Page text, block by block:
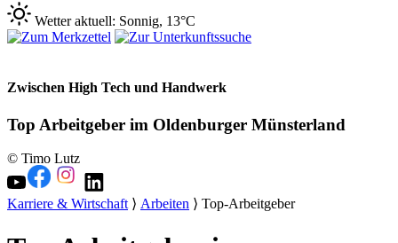
Wetter aktuell: Sonnig, 13°C
Zwischen High Tech und Handwerk
Top Arbeitgeber im Oldenburger Münsterland
© Timo Lutz
Karriere & Wirtschaft⟩ Arbeiten ⟩ Top-Arbeitgeber